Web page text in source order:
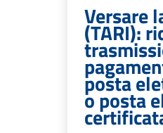
Versare
(TARI):
posta
o posta